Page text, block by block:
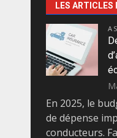
LES
En 2025, le
de dépense
conducteurs.